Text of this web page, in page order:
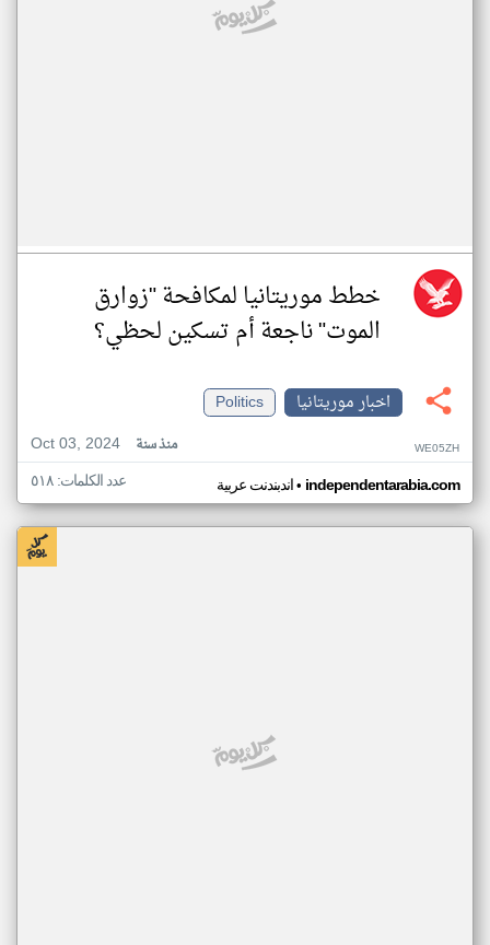
خطط موريتانيا لمكافحة "زوارق
الموت" ناجعة أم تسكين لحظي؟
اخبار موريتانيا
Politics
Oct 03, 2024
منذ سنة WE05ZH
اندبندنت عربية• independentarabia.com عدد الكلمات: ٥١٨